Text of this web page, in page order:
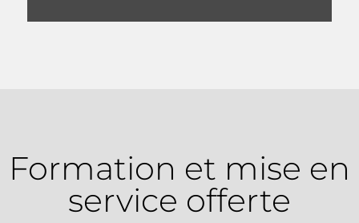
Formation et mise en
service offerte